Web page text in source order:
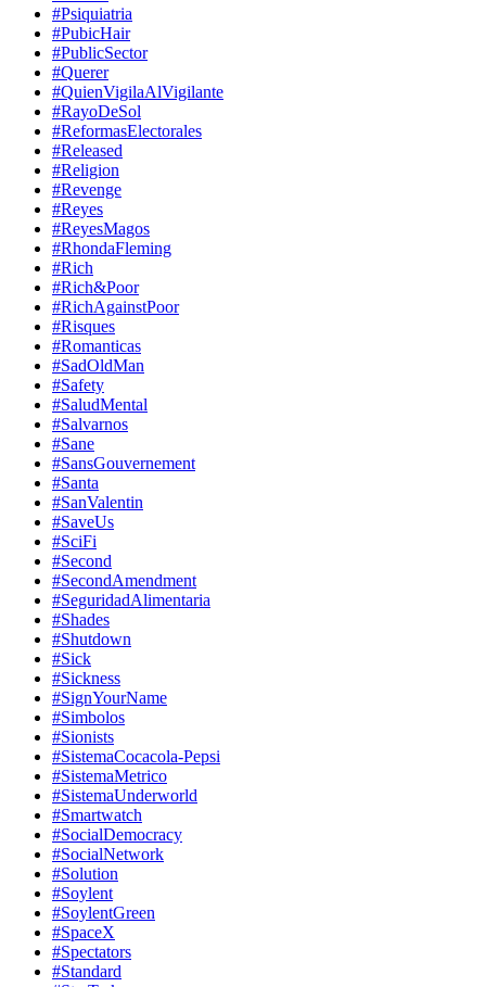
#Psiquiatria
#PubicHair
#PublicSector
#Querer
#QuienVigilaAlVigilante
#RayoDeSol
#ReformasElectorales
#Released
#Religion
#Revenge
#Reyes
#ReyesMagos
#RhondaFleming
#Rich
#Rich&Poor
#RichAgainstPoor
#Risques
#Romanticas
#SadOldMan
#Safety
#SaludMental
#Salvarnos
#Sane
#SansGouvernement
#Santa
#SanValentin
#SaveUs
#SciFi
#Second
#SecondAmendment
#SeguridadAlimentaria
#Shades
#Shutdown
#Sick
#Sickness
#SignYourName
#Simbolos
#Sionists
#SistemaCocacola-Pepsi
#SistemaMetrico
#SistemaUnderworld
#Smartwatch
#SocialDemocracy
#SocialNetwork
#Solution
#Soylent
#SoylentGreen
#SpaceX
#Spectators
#Standard